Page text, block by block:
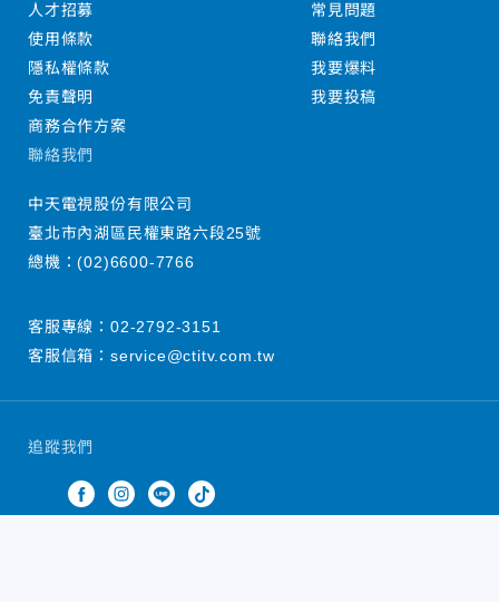
追蹤我們
人才招募
使用條款
隱私權條款
免責聲明
商務合作方案
常見問題
聯絡我們
我要爆料
我要投稿
聯絡我們
中天電視股份有限公司
臺北市內湖區民權東路六段25號
總機：(02)6600-7766
客服專線： 02-2792-3151
客服信箱： service@ctitv.com.tw